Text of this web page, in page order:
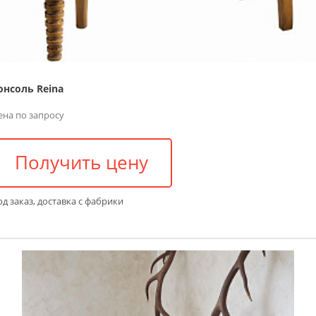
Reina
по запросу
Получить цену
заказ, доставка с фабрики